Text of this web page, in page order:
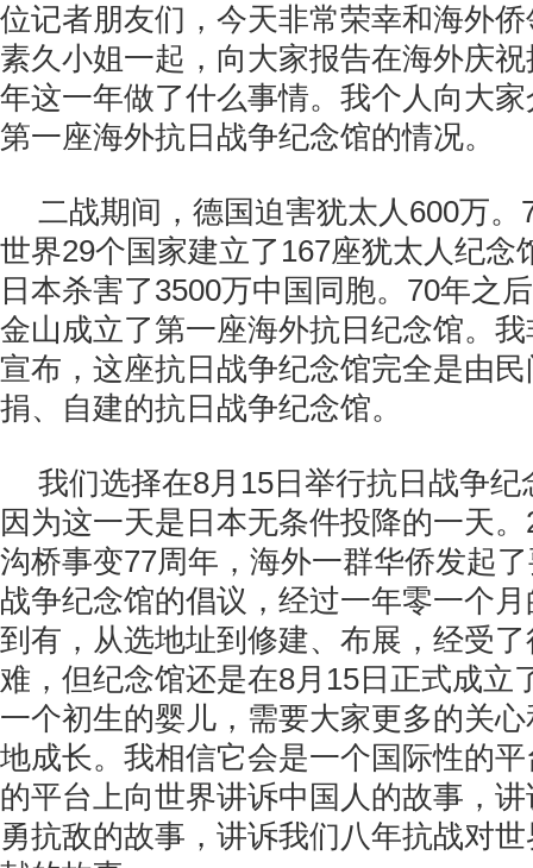
位记者朋友们，今天非常荣幸和海外
素久小姐一起，向大家报告在海外庆
年这一年做了什么事情。我个人向大
第一座海外抗日战争纪念馆的情况。
二战期间，德国迫害犹太人600万
世界29个国家建立了167座犹太人纪念
日本杀害了3500万中国同胞。70年之
金山成立了第一座海外抗日纪念馆。
宣布，这座抗日战争纪念馆完全是由
捐、自建的抗日战争纪念馆。
我们选择在8月15日举行抗日战争
因为这一天是日本无条件投降的一天
沟桥事变77周年，海外一群华侨发起
战争纪念馆的倡议，经过一年零一个
到有，从选地址到修建、布展，经受
难，但纪念馆还是在8月15日正式成立
一个初生的婴儿，需要大家更多的关
地成长。我相信它会是一个国际性的
的平台上向世界讲诉中国人的故事，
勇抗敌的故事，讲诉我们八年抗战对